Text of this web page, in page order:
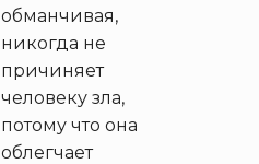
обманчивая,
никогда не
причиняет
человеку зла,
потому что она
облегчает